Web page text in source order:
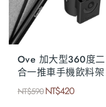
Ove 加大型360度二
合一推車手機飲料架
NT$590 NT$420